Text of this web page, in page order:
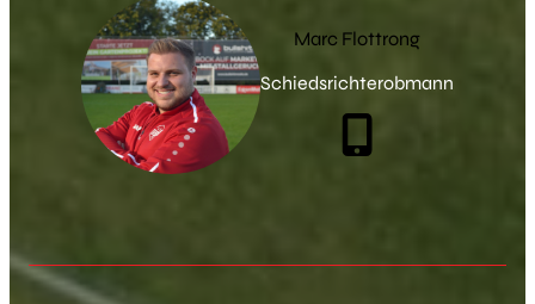
Marc Flottrong
Schiedsrichterobmann